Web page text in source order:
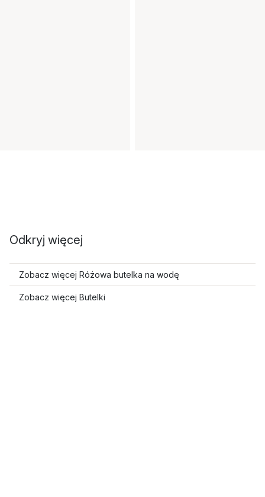
Odkryj więcej
Zobacz więcej Różowa butelka na wodę
Zobacz więcej Butelki